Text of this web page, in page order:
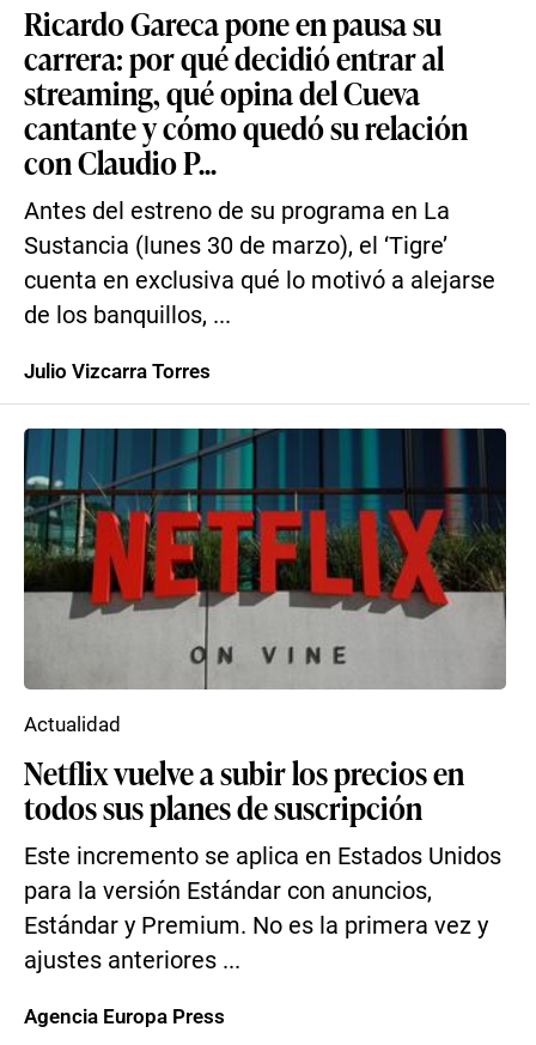
Ricardo Gareca pone en pausa su
carrera: por qué decidió entrar al
streaming, qué opina del Cueva
cantante y cómo quedó su relación
con Claudio P...
Antes del estreno de su programa en La
Sustancia (lunes 30 de marzo), el ‘Tigre’
cuenta en exclusiva qué lo motivó a alejarse
de los banquillos, ...
Julio Vizcarra Torres
Netflix vuelve a subir los precios en
todos sus planes de suscripción
Este incremento se aplica en Estados Unidos
para la versión Estándar con anuncios,
Estándar y Premium. No es la primera vez y
ajustes anteriores ...
Actualidad
Agencia Europa Press